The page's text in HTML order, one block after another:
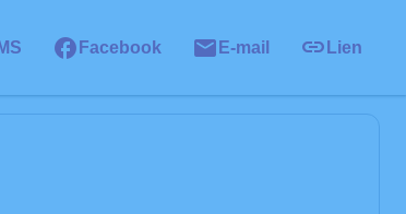
Facebook E-mail Lien